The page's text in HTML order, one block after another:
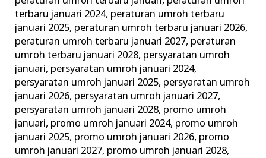
terbaru januari 2024, peraturan umroh terbaru
januari 2025, peraturan umroh terbaru januari 2026,
peraturan umroh terbaru januari 2027, peraturan
umroh terbaru januari 2028, persyaratan umroh
januari, persyaratan umroh januari 2024,
persyaratan umroh januari 2025, persyaratan umroh
januari 2026, persyaratan umroh januari 2027,
persyaratan umroh januari 2028, promo umroh
januari, promo umroh januari 2024, promo umroh
januari 2025, promo umroh januari 2026, promo
umroh januari 2027, promo umroh januari 2028,